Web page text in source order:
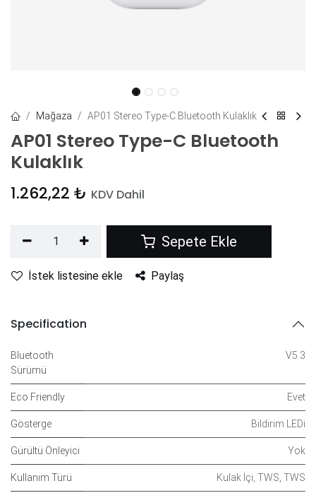
Mağaza AP01 Stereo Type-C Bluetooth Kulaklık
AP01 Stereo Type-C Bluetooth
Kulaklık
1.262,22 ₺ KDV Dahil
Sepete Ekle
İstek listesine ekle Paylaş
Specification
Bluetooth
Sürümü
V5.3
Eco Friendly Evet
Gösterge Bildirim LEDi
Gürültü Önleyici Yok
Kullanım Türü Kulak İçi TWS TWS